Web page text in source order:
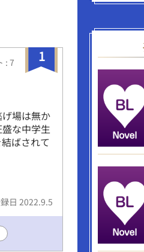
1
: 7
場は無か
な中学生
ばされて
日 2022.9.5